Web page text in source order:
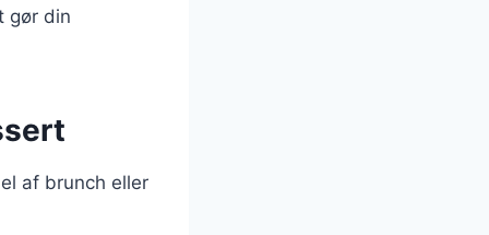
gør din
af brunch eller